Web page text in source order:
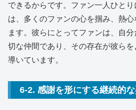
できるからです。ファン一人ひと
は、多くのファンの心を掴み、熱
ます。彼らにとってファンは、自
切な仲間であり、その存在が彼ら
導いています。
6-2. 感謝を形にする継続的